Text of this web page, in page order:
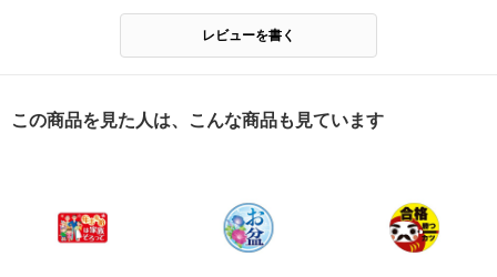
レビューを書く
この商品を見た人は、こんな商品も見ています